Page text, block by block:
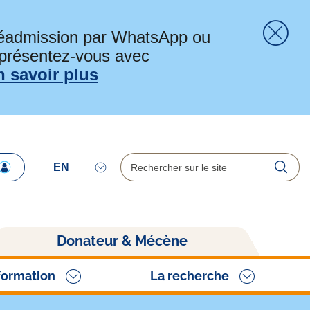
par WhatsApp ou
vous avec
savoir plus
Rechercher
La recherche
Donateur & Mécène